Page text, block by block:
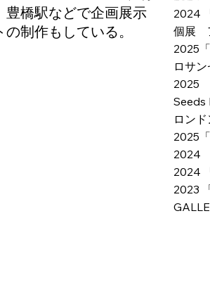
豊橋駅などで企画展示
制作もしている。
2024
個展
2025
ロサン
2025
Seeds
ロンド
2025
2024
2024
2023